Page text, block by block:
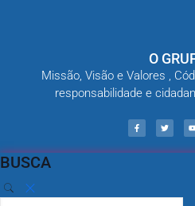
O
Missão, Visão e Valores ,
responsabilidade e
BUSCA